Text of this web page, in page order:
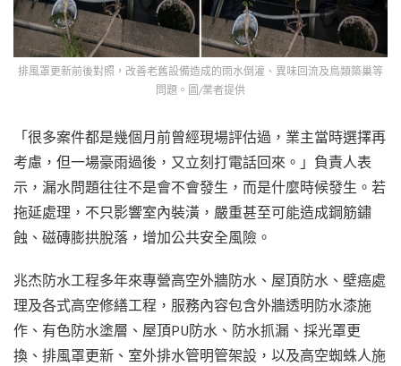
排風罩更新前後對照，改善老舊設備造成的雨水倒灌、異味回流及鳥類築巢等
問題。圖/業者提供
「很多案件都是幾個月前曾經現場評估過，業主當時選擇再
考慮，但一場豪雨過後，又立刻打電話回來。」負責人表
示，漏水問題往往不是會不會發生，而是什麼時候發生。若
拖延處理，不只影響室內裝潢，嚴重甚至可能造成鋼筋鏽
蝕、磁磚膨拱脫落，增加公共安全風險。
兆杰防水工程多年來專營高空外牆防水、屋頂防水、壁癌處
理及各式高空修繕工程，服務內容包含外牆透明防水漆施
作、有色防水塗層、屋頂PU防水、防水抓漏、採光罩更
換、排風罩更新、室外排水管明管架設，以及高空蜘蛛人施